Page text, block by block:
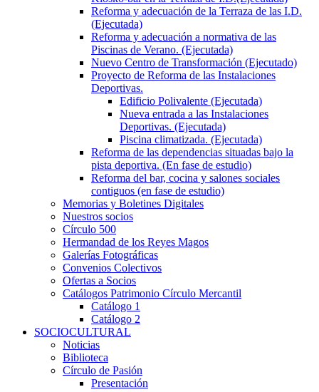
Reforma y adecuación de la Terraza de las I.D.
(Ejecutada)
Reforma y adecuación a normativa de las
Piscinas de Verano. (Ejecutada)
Nuevo Centro de Transformación (Ejecutado)
Proyecto de Reforma de las Instalaciones
Deportivas.
Edificio Polivalente (Ejecutada)
Nueva entrada a las Instalaciones
Deportivas. (Ejecutada)
Piscina climatizada. (Ejecutada)
Reforma de las dependencias situadas bajo la
pista deportiva. (En fase de estudio)
Reforma del bar, cocina y salones sociales
contiguos (en fase de estudio)
Memorias y Boletines Digitales
Nuestros socios
Círculo 500
Hermandad de los Reyes Magos
Galerías Fotográficas
Convenios Colectivos
Ofertas a Socios
Catálogos Patrimonio Círculo Mercantil
Catálogo 1
Catálogo 2
SOCIOCULTURAL
Noticias
Biblioteca
Círculo de Pasión
Presentación